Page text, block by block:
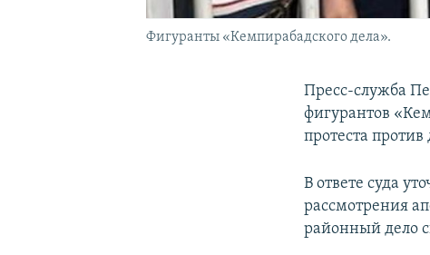
Фигуранты «Кемпирабадского дела».
Пресс-служба
фигурантов
протеста
В ответе суда
рассмотрения
районный дело